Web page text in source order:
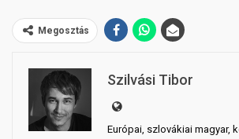
Megosztás
Szilvási Tibor
Európai, szlovákiai magyar,